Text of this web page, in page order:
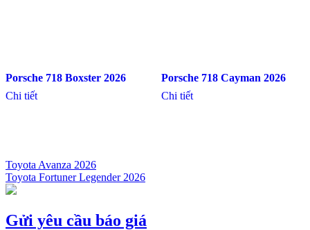
Porsche 718 Boxster 2026
Chi tiết
Porsche 718 Cayman 2026
Chi tiết
Điều
hướng
bài
Toyota Avanza 2026
Toyota Fortuner Legender 2026
Gửi yêu cầu báo giá